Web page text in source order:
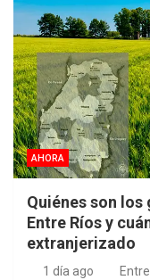
AHORA
Quiénes son
Entre Ríos y
extranjerizado
1 día ago